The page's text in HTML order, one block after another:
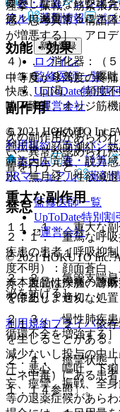
痙攣、振戦、筋緊張
感、思考異常、構語
が増悪する］、アロデ
４）． 消化器：（５
（１６．９％）、嘔
快感、口渇、（頻度
嚥下障害、オッジ筋機
５）． その他：（５
管拡張（顔面潮紅、
頭蓋内圧亢進、脱力
水、無月経、性欲減
禁忌
２．１． 重篤な呼吸
疾患の患者［呼吸抑
２．２． 気管支喘息
泌を妨げる］。
２．３． 慢性肺疾患
循環不全を増強する
２．４． 痙攣状態（
ーネ中毒）にある患
１．１４参照〕。
要としなくなった場
徐々に減量すること
効能・効果
中等度から高度の疼
副作用
次の副作用があらわ
い、異常が認められ
置を行うこと。
重大な副作用
１１．１． 重大な副
１１．１．１． ショ
度不明）：顔面蒼白
赤、血管性浮腫、蕁
を中止し、適切な処
１１．１．２． 依存
を生じることがある
減少ないし投与の中
汗、悪心、嘔吐、下
妄、痙攣、振戦、全
等の退薬症候があら
アル
薬剤情報 ポ
新規登録
ログイン
監修医師一覧
UpToDate特別割
運営会社
© 2021 HOKUTO Inc.
利用規約プライバシ
ホーム
表・計算
ERマニュアル
薬剤
監修医師一覧
UpToDate特別割引
運営会社
© 2021 HOKUTO Inc.
※本製品は疾病の診
ではありません。
利用規約プライバシ